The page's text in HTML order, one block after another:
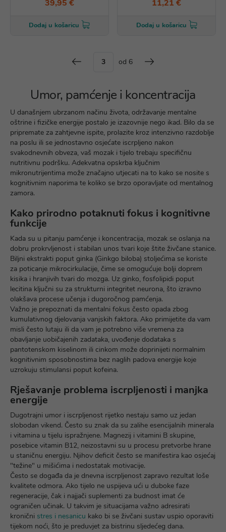
39,95 €
Dodaj u košaricu
11,21 €
Dodaj u košaricu
od 6
Umor, pamćenje i koncentracija
U današnjem ubrzanom načinu života, održavanje mentalne
oštrine i fizičke energije postalo je izazovnije nego ikad. Bilo da se
pripremate za zahtjevne ispite, prolazite kroz intenzivno razdoblje
na poslu ili se jednostavno osjećate iscrpljeno nakon
svakodnevnih obveza, vaš mozak i tijelo trebaju specifičnu
nutritivnu podršku. Adekvatna opskrba ključnim
mikronutrijentima može značajno utjecati na to kako se nosite s
kognitivnim naporima te koliko se brzo oporavljate od mentalnog
zamora.
Kako prirodno potaknuti fokus i kognitivne
funkcije
Kada su u pitanju pamćenje i koncentracija, mozak se oslanja na
dobru prokrvljenost i stabilan unos tvari koje štite živčane stanice.
Biljni ekstrakti poput ginka (Ginkgo biloba) stoljećima se koriste
za poticanje mikrocirkulacije, čime se omogućuje bolji doprem
kisika i hranjivih tvari do mozga. Uz ginko, fosfolipidi poput
lecitina ključni su za strukturni integritet neurona, što izravno
olakšava procese učenja i dugoročnog pamćenja.
Važno je prepoznati da mentalni fokus često opada zbog
kumulativnog djelovanja vanjskih faktora. Ako primijetite da vam
misli često lutaju ili da vam je potrebno više vremena za
obavljanje uobičajenih zadataka, uvođenje dodataka s
pantotenskom kiselinom ili cinkom može doprinijeti normalnim
kognitivnim sposobnostima bez naglih padova energije koje
uzrokuju stimulansi poput kofeina.
Rješavanje problema iscrpljenosti i manjka
energije
Dugotrajni umor i iscrpljenost rijetko nestaju samo uz jedan
slobodan vikend. Često su znak da su zalihe esencijalnih minerala
i vitamina u tijelu ispražnjene. Magnezij i vitamini B skupine,
posebice vitamin B12, neizostavni su u procesu pretvorbe hrane
u staničnu energiju. Njihov deficit često se manifestira kao osjećaj
"težine" u mišićima i nedostatak motivacije.
Često se događa da je dnevna iscrpljenost zapravo rezultat loše
kvalitete odmora. Ako tijelo ne uspijeva ući u duboke faze
regeneracije, čak i najjači suplementi za budnost imat će
ograničen učinak. U takvim je situacijama važno adresirati
kronični stres i nesanicu kako bi se živčani sustav uspio oporaviti
tijekom noći, što je preduvjet za bistrinu sljedećeg dana.